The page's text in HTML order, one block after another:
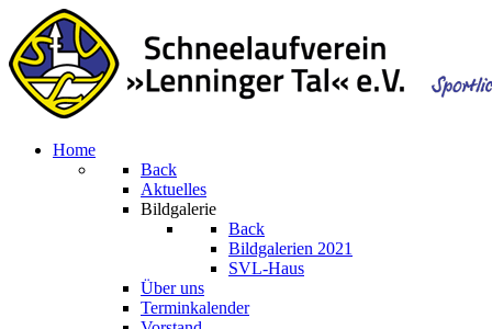
Home
Back
Aktuelles
Bildgalerie
Back
Bildgalerien 2021
SVL-Haus
Über uns
Terminkalender